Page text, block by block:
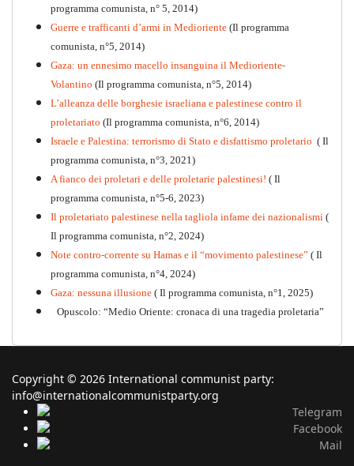
programma comunista, n° 5, 2014)
Guerre e trafficanti d’armi in Medioriente (Il programma
comunista, n°5, 2014)
Gaza: un ennesimo macello insanguina il Medioriente-
Volantino (Il programma comunista, n°5, 2014)
L’alleanza delle borghesie israeliana e palestinese contro il
proletariato (Il programma comunista, n°6, 2014)
Israele e Palestina: terrorismo di Stato e disfattismo proletario ( Il
programma comunista, n°3, 2021)
A fianco dei proletari e delle proletarie palestinesi! ( Il
programma comunista, n°5-6, 2023)
Il proletariato palestinese nella tagliola infame dei nazionalismi (
Il programma comunista, n°2, 2024)
Note contro-corrente su Hamas e il “movimento palestinese” ( Il
programma comunista, n°4, 2024)
Gaza: nessuna illusione ( Il programma comunista, n°1, 2025)
Opuscolo: “Medio Oriente: cronaca di una tragedia proletaria”
Copyright © 2026 International communist party:
info@internationalcommunistparty.org